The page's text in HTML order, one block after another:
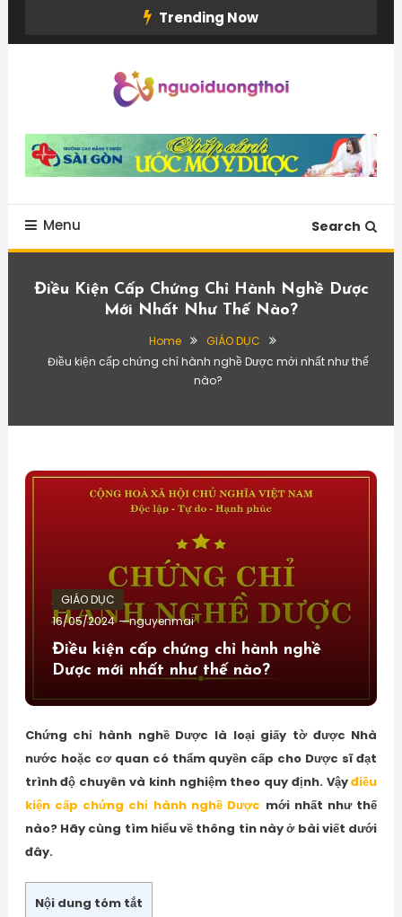
Trending Now
Menu Search
Điều Kiện Cấp Chứng Chỉ Hành Nghề Dược
Mới Nhất Như Thế Nào?
Home
GIÁO DỤC
Điều kiện cấp chứng chỉ hành nghề Dược mới nhất như thế
nào?
GIÁO DỤC
16/05/2024
nguyenmai
Điều kiện cấp chứng chỉ hành nghề
Dược mới nhất như thế nào?
Chứng chỉ hành nghề Dược là loại giấy tờ được Nhà
nước hoặc cơ quan có thẩm quyền cấp cho Dược sĩ đạt
trình độ chuyên và kinh nghiệm theo quy định. Vậyđiều
kiện cấp chứng chỉ hành nghề Dược mới nhất như thế
nào? Hãy cùng tìm hiểu về thông tin này ở bài viết dưới
đây.
Nội dung tóm tắt